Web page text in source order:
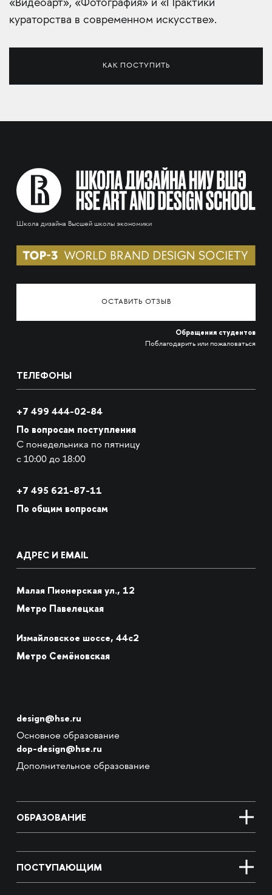
«Видеоарт», «Фотография» и «Практики
кураторства в современном искусстве».
КАК ПОСТУПИТЬ
Школа дизайна Высшей школы экономики
ОСТАВИТЬ ОТЗЫВ
Обращения студентов
Поблагодарить или пожаловаться
ТЕЛЕФОНЫ
+7 499 444-02-84
По вопросам поступления
С понедельника по пятницу
с 10:00 до 18:00
+7 495 621-87-11
По общим вопросам
АДРЕС И EMAIL
Малая Пионерская ул., 12
Метро Павелецкая
Измайловское шоссе, 44с2
Метро Семёновская
design@hse.ru
Основное образование
dop-design@hse.ru
Дополнительное образование
ОБРАЗОВАНИЕ
ПОСТУПАЮЩИМ